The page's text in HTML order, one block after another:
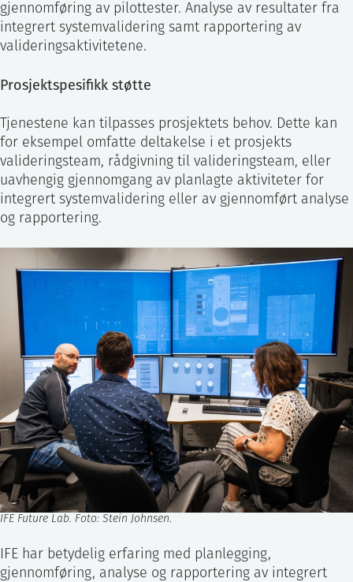
gjennomføring av pilottester. Analyse av resultater fra
integrert systemvalidering samt rapportering av
valideringsaktivitetene.
Prosjektspesifikk støtte
Tjenestene kan tilpasses prosjektets behov. Dette kan
for eksempel omfatte deltakelse i et prosjekts
valideringsteam, rådgivning til valideringsteam, eller
uavhengig gjennomgang av planlagte aktiviteter for
integrert systemvalidering eller av gjennomført analyse
og rapportering.
IFE Future Lab. Foto: Stein Johnsen.
IFE har betydelig erfaring med planlegging,
gjennomføring, analyse og rapportering av integrert